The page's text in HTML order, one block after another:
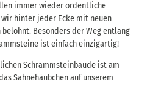
immer wieder ordentliche
hinter jeder Ecke mit neuen
Besonders der Weg entlang
ist einfach einzigartig!
Schrammsteinbaude ist am
Sahnehäubchen auf unserem